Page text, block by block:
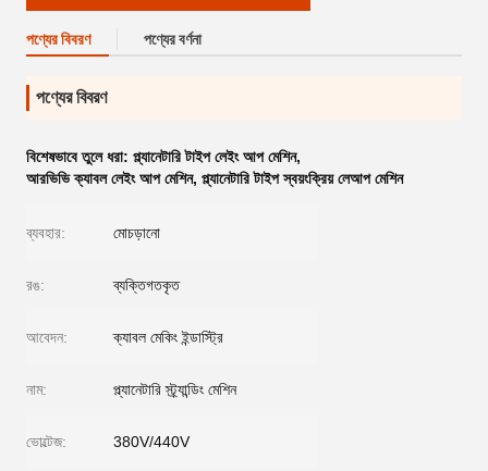
পণ্যের বিবরণ পণ্যের বর্ণনা
পণ্যের বিবরণ
বিশেষভাবে তুলে ধরা: প্ল্যানেটারি টাইপ লেইং আপ মেশিন,
আরভিভি ক্যাবল লেইং আপ মেশিন, প্ল্যানেটারি টাইপ স্বয়ংক্রিয় লেআপ মেশিন
ব্যবহার: মোচড়ানো
রঙ: ব্যক্তিগতকৃত
আবেদন: ক্যাবল মেকিং ইন্ডাস্ট্রি
নাম: প্ল্যানেটারি স্ট্র্যান্ডিং মেশিন
ভোল্টেজ: 380V/440V